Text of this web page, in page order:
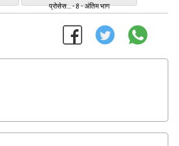
प्रोसेस... - 8 - अंतिम भाग